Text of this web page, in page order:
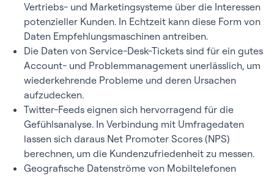
Vertriebs- und Marketingsysteme über die Interessen
potenzieller Kunden. In Echtzeit kann diese Form von
Daten Empfehlungsmaschinen antreiben.
Die Daten von Service-Desk-Tickets sind für ein gutes
Account- und Problemmanagement unerlässlich, um
wiederkehrende Probleme und deren Ursachen
aufzudecken.
Twitter-Feeds eignen sich hervorragend für die
Gefühlsanalyse. In Verbindung mit Umfragedaten
lassen sich daraus Net Promoter Scores (NPS)
berechnen, um die Kundenzufriedenheit zu messen.
Geografische Datenströme von Mobiltelefonen